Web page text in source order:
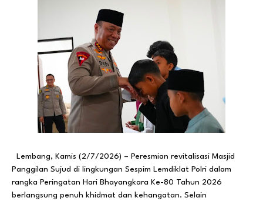
Lembang, Kamis (2/7/2026) – Peresmian revitalisasi Masjid
Panggilan Sujud di lingkungan Sespim Lemdiklat Polri dalam
rangka Peringatan Hari Bhayangkara Ke-80 Tahun 2026
berlangsung penuh khidmat dan kehangatan. Selain